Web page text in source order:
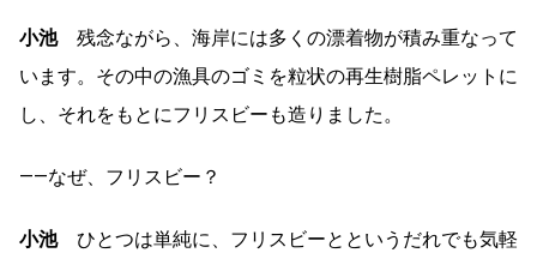
小池残念ながら、海岸には多くの漂着物が積み重なって
います。その中の漁具のゴミを粒状の再生樹脂ペレットに
し、それをもとにフリスビーも造りました。
――なぜ、フリスビー？
小池ひとつは単純に、フリスビーとというだれでも気軽